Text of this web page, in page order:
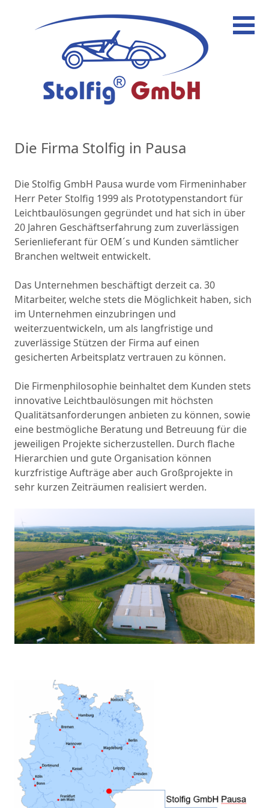
Die Firma Stolfig in Pausa
Die Stolfig GmbH Pausa wurde vom Firmeninhaber
Herr Peter Stolfig 1999 als Prototypenstandort für
Leichtbaulösungen gegründet und hat sich in über
20 Jahren Geschäftserfahrung zum zuverlässigen
Serienlieferant für OEM´s und Kunden sämtlicher
Branchen weltweit entwickelt.
Das Unternehmen beschäftigt derzeit ca. 30
Mitarbeiter, welche stets die Möglichkeit haben, sich
im Unternehmen einzubringen und
weiterzuentwickeln, um als langfristige und
zuverlässige Stützen der Firma auf einen
gesicherten Arbeitsplatz vertrauen zu können.
Die Firmenphilosophie beinhaltet dem Kunden stets
innovative Leichtbaulösungen mit höchsten
Qualitätsanforderungen anbieten zu können, sowie
eine bestmögliche Beratung und Betreuung für die
jeweiligen Projekte sicherzustellen. Durch flache
Hierarchien und gute Organisation können
kurzfristige Aufträge aber auch Großprojekte in
sehr kurzen Zeiträumen realisiert werden.